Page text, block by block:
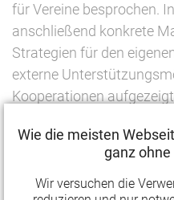
für Vereine besprochen.
anschließend konkrete
Strategien für den
externe
Kooperationen
Inhalte:
Blick auf den eigenen
…), Blick auf die
Wie die meisten
ganz
Wir versuchen die